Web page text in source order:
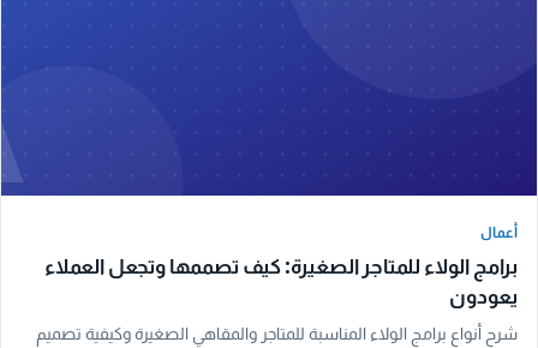
أعمال
برامج الولاء للمتاجر الصغيرة: كيف تصممها وتجعل العملاء
يعودون
شرح أنواع برامج الولاء المناسبة للمتاجر والمقاهي الصغيرة وكيفية تصميم